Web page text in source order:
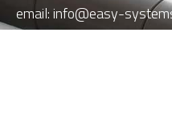
email:info@easy-